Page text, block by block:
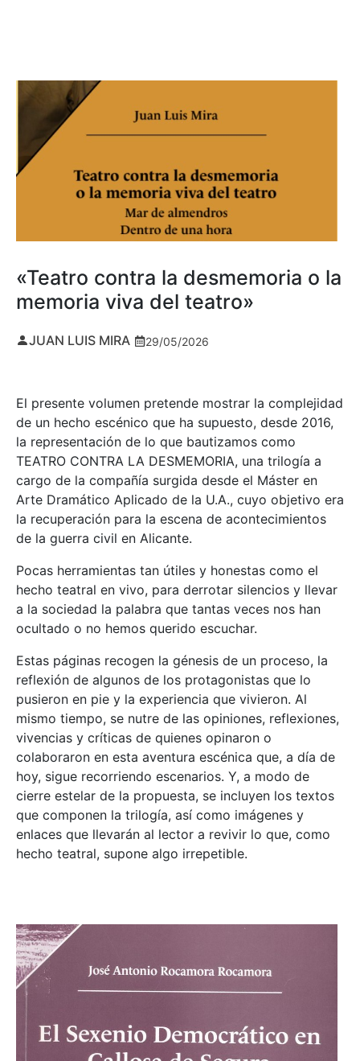
«Teatro contra la desmemoria o la
memoria viva del teatro»
JUAN LUIS MIRA 29/05/2026
El presente volumen pretende mostrar la complejidad
de un hecho escénico que ha supuesto, desde 2016,
la representación de lo que bautizamos como
TEATRO CONTRA LA DESMEMORIA, una trilogía a
cargo de la compañía surgida desde el Máster en
Arte Dramático Aplicado de la U.A., cuyo objetivo era
la recuperación para la escena de acontecimientos
de la guerra civil en Alicante.
Pocas herramientas tan útiles y honestas como el
hecho teatral en vivo, para derrotar silencios y llevar
a la sociedad la palabra que tantas veces nos han
ocultado o no hemos querido escuchar.
Estas páginas recogen la génesis de un proceso, la
reflexión de algunos de los protagonistas que lo
pusieron en pie y la experiencia que vivieron. Al
mismo tiempo, se nutre de las opiniones, reflexiones,
vivencias y críticas de quienes opinaron o
colaboraron en esta aventura escénica que, a día de
hoy, sigue recorriendo escenarios. Y, a modo de
cierre estelar de la propuesta, se incluyen los textos
que componen la trilogía, así como imágenes y
enlaces que llevarán al lector a revivir lo que, como
hecho teatral, supone algo irrepetible.